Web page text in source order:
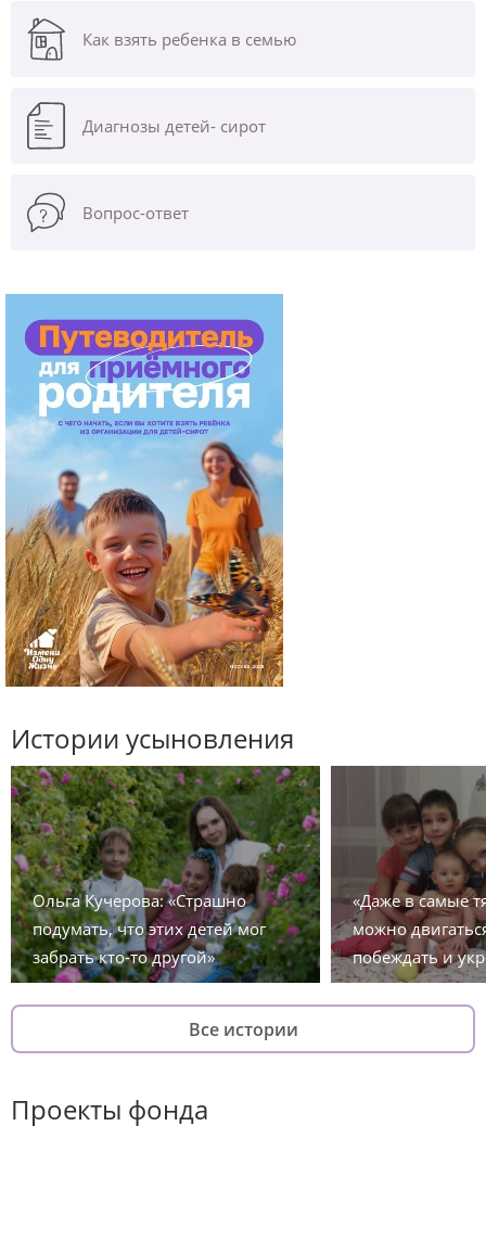
Как взять ребенка в семью
Диагнозы детей- сирот
Вопрос-ответ
Истории усыновления
Ольга Кучерова: «Страшно
подумать, что этих детей мог
забрать кто-то другой»
«Даже в самые
можно
побеждать и
Все истории
Проекты фонда